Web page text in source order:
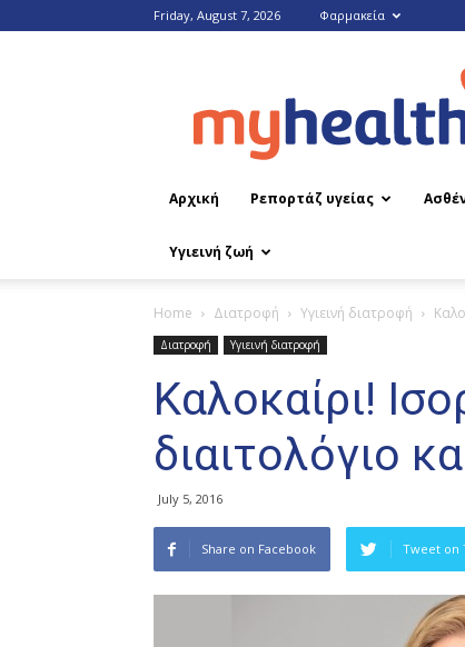
Friday, August 7, 2026 Φαρμακεία
Αρχική Ρεπορτάζ υγείας
Υγιεινή ζωή
Home Διατροφή Υγιεινή διατροφή
Διατροφή Υγιεινή διατροφή
Kαλοκαίρι!
διαιτολόγιο
July 5, 2016
Share on Facebook Tweet on